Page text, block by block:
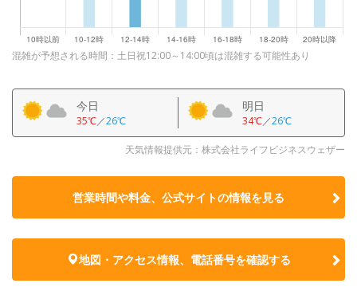
混雑が予想される時間：土日祝12:00～14:00頃は混雑する可能性あり
今日
35℃／26℃
明日
34℃／26℃
天気情報提供元：株式会社ライフビジネスウェザー
営業時間や料金、公式サイトの情報を見る
地図・アクセス情報、電話番号を確認する